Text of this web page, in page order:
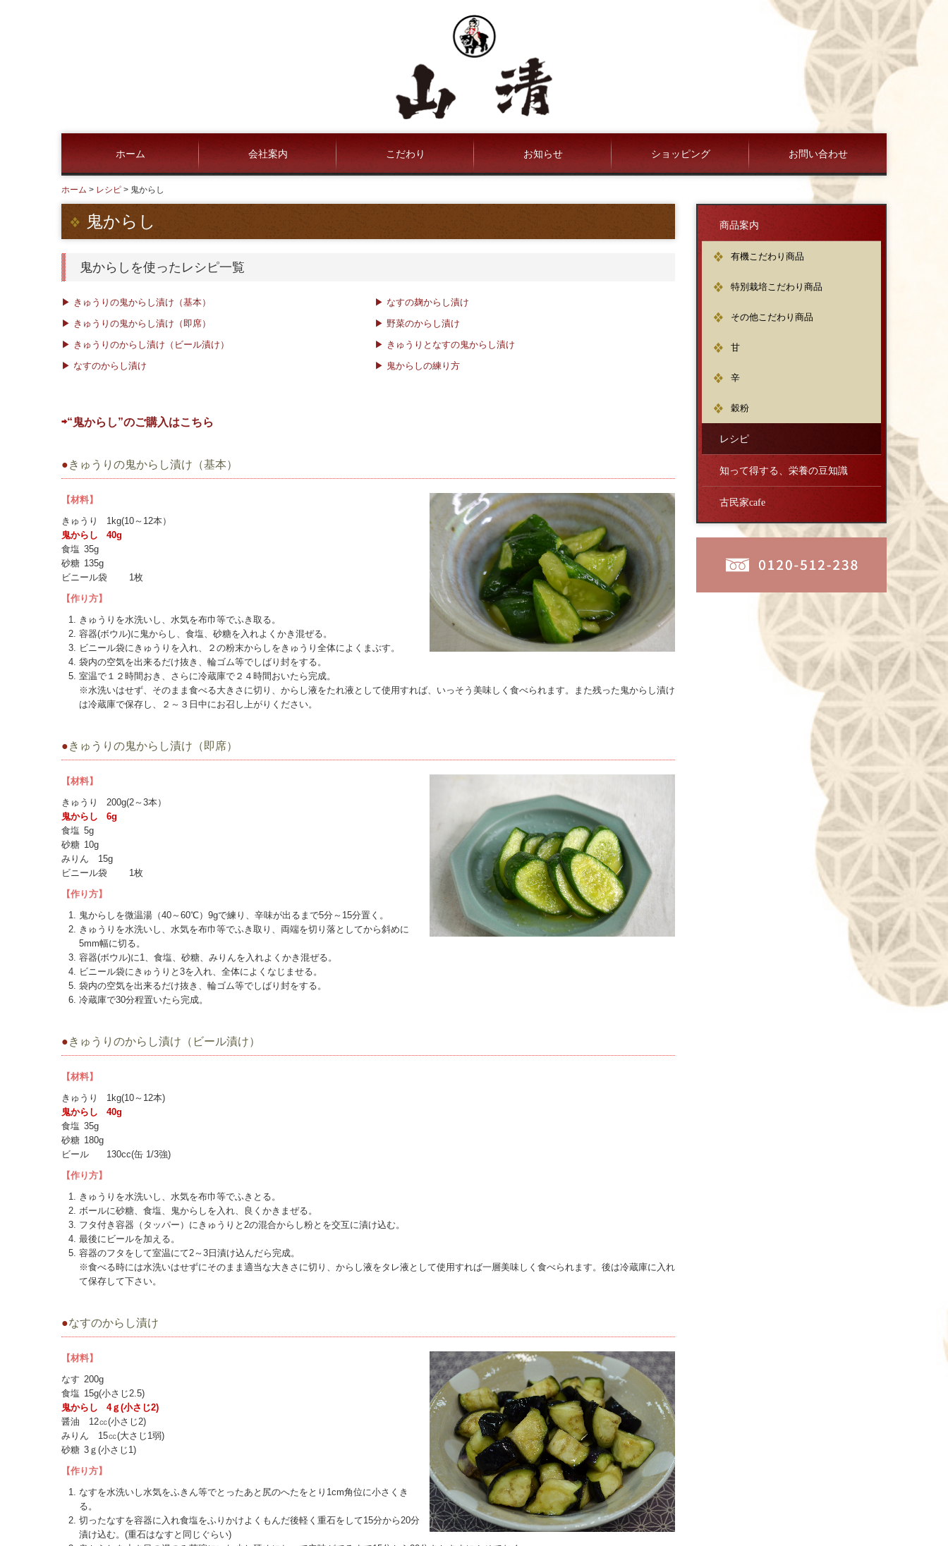
ホーム 会社案内 こだわり お知らせ ショッピング お問い合わせ
個人情報保護方針
ホーム レシピ 鬼からし
鬼からし
鬼からしを使ったレシピ一覧
▶ きゅうりの鬼からし漬け（基本）
▶ きゅうりの鬼からし漬け（即席）
▶ きゅうりのからし漬け（ビール漬け）
▶ なすのからし漬け
▶ なすの麹からし漬け
▶ 野菜のからし漬け
▶ きゅうりとなすの鬼からし漬け
▶ 鬼からしの練り方
⇨“鬼からし”のご購入はこちら
●きゅうりの鬼からし漬け（基本）
【材料】
きゅうり
1kg(10～12本）
鬼からし
40g
食塩 35g
砂糖 135g
ビニール袋
1枚
【作り方】
きゅうりを水洗いし、水気を布巾等でふき取る。
容器(ボウル)に鬼からし、食塩、砂糖を入れよくかき混ぜる。
ビニール袋にきゅうりを入れ、２の粉末からしをきゅうり全体によくまぶす。
袋内の空気を出来るだけ抜き、輪ゴム等でしばり封をする。
室温で１２時間おき、さらに冷蔵庫で２４時間おいたら完成。
※水洗いはせず、そのまま食べる大きさに切り、からし液をたれ液として使用すれば、いっそう美味しく食べられます。また残った鬼からし漬け
は冷蔵庫で保存し、２～３日中にお召し上がりください。
●きゅうりの鬼からし漬け（即席）
【材料】
きゅうり
200g(2～3本）
鬼からし
6g
食塩 5g
砂糖 10g
みりん 15g
ビニール袋
1枚
【作り方】
鬼からしを微温湯（40～60℃）9gで練り、辛味が出るまで5分～15分置く。
きゅうりを水洗いし、水気を布巾等でふき取り、両端を切り落としてから斜めに
5mm幅に切る。
容器(ボウル)に1、食塩、砂糖、みりんを入れよくかき混ぜる。
ビニール袋にきゅうりと3を入れ、全体によくなじませる。
袋内の空気を出来るだけ抜き、輪ゴム等でしばり封をする。
冷蔵庫で30分程置いたら完成。
●きゅうりのからし漬け（ビール漬け）
【材料】
きゅうり
1kg(10～12本)
鬼からし
40g
食塩 35g
砂糖 180g
ビール
130cc(缶 1/3強)
【作り方】
きゅうりを水洗いし、水気を布巾等でふきとる。
ボールに砂糖、食塩、鬼からしを入れ、良くかきまぜる。
フタ付き容器（タッパー）にきゅうりと2の混合からし粉とを交互に漬け込む。
最後にビールを加える。
容器のフタをして室温にて2～3日漬け込んだら完成。
※食べる時には水洗いはせずにそのまま適当な大きさに切り、からし液をタレ液として使用すれば一層美味しく食べられます。後は冷蔵庫に入れ
て保存して下さい。
●なすのからし漬け
【材料】
なす 200g
食塩
	15g(
小さじ2.5)
鬼からし
4ｇ(小さじ2)
醤油 12㏄(小さじ2)
みりん 15㏄(大さじ1弱)
砂糖
	3ｇ(
小さじ1)
【作り方】
なすを水洗いし水気をふきん等でとったあと尻のへたをとり1cm角位に小さくき
る。
切ったなすを容器に入れ食塩をふりかけよくもんだ後軽く重石をして15分から20分
漬け込む。(重石はなすと同じぐらい)
商品案内
有機こだわり商品
特別栽培こだわり商品
その他こだわり商品
甘
辛
穀粉
レシピ
知って得する、栄養の豆知識
古民家cafe